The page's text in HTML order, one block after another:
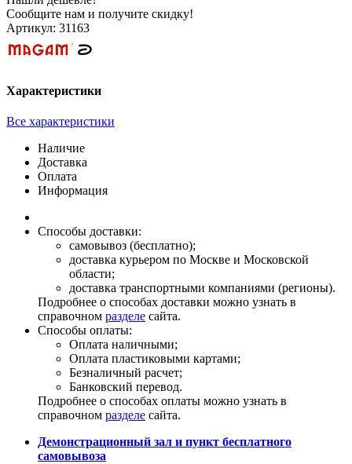
Сообщите нам и получите скидку!
Артикул: 31163
Характеристики
Все характеристики
Наличие
Доставка
Оплата
Информация
Способы доставки:
самовывоз (бесплатно);
доставка курьером по Москве и Московской
области;
доставка транспортными компаниями (регионы).
Подробнее о способах доставки можно узнать в
справочном разделе сайта.
Способы оплаты:
Оплата наличными;
Оплата пластиковыми картами;
Безналичный расчет;
Банковский перевод.
Подробнее о способах оплаты можно узнать в
справочном разделе сайта.
Демонстрационный зал и пункт бесплатного
самовывоза